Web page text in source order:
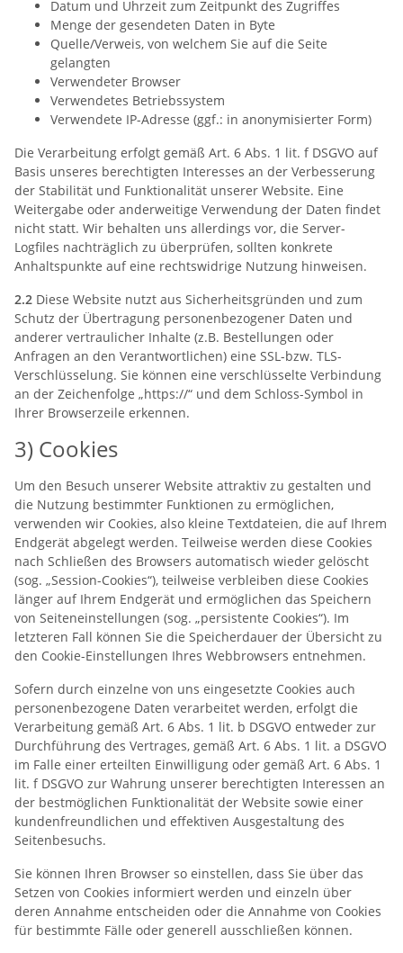
Datum und Uhrzeit zum Zeitpunkt des Zugriffes
Menge der gesendeten Daten in Byte
Quelle/Verweis, von welchem Sie auf die Seite
gelangten
Verwendeter Browser
Verwendetes Betriebssystem
Verwendete IP-Adresse (ggf.: in anonymisierter Form)
Die Verarbeitung erfolgt gemäß Art. 6 Abs. 1 lit. f DSGVO auf
Basis unseres berechtigten Interesses an der Verbesserung
der Stabilität und Funktionalität unserer Website. Eine
Weitergabe oder anderweitige Verwendung der Daten findet
nicht statt. Wir behalten uns allerdings vor, die Server-
Logfiles nachträglich zu überprüfen, sollten konkrete
Anhaltspunkte auf eine rechtswidrige Nutzung hinweisen.
2.2 Diese Website nutzt aus Sicherheitsgründen und zum
Schutz der Übertragung personenbezogener Daten und
anderer vertraulicher Inhalte (z.B. Bestellungen oder
Anfragen an den Verantwortlichen) eine SSL-bzw. TLS-
Verschlüsselung. Sie können eine verschlüsselte Verbindung
an der Zeichenfolge „https://“ und dem Schloss-Symbol in
Ihrer Browserzeile erkennen.
3) Cookies
Um den Besuch unserer Website attraktiv zu gestalten und
die Nutzung bestimmter Funktionen zu ermöglichen,
verwenden wir Cookies, also kleine Textdateien, die auf Ihrem
Endgerät abgelegt werden. Teilweise werden diese Cookies
nach Schließen des Browsers automatisch wieder gelöscht
(sog. „Session-Cookies“), teilweise verbleiben diese Cookies
länger auf Ihrem Endgerät und ermöglichen das Speichern
von Seiteneinstellungen (sog. „persistente Cookies“). Im
letzteren Fall können Sie die Speicherdauer der Übersicht zu
den Cookie-Einstellungen Ihres Webbrowsers entnehmen.
Sofern durch einzelne von uns eingesetzte Cookies auch
personenbezogene Daten verarbeitet werden, erfolgt die
Verarbeitung gemäß Art. 6 Abs. 1 lit. b DSGVO entweder zur
Durchführung des Vertrages, gemäß Art. 6 Abs. 1 lit. a DSGVO
im Falle einer erteilten Einwilligung oder gemäß Art. 6 Abs. 1
lit. f DSGVO zur Wahrung unserer berechtigten Interessen an
der bestmöglichen Funktionalität der Website sowie einer
kundenfreundlichen und effektiven Ausgestaltung des
Seitenbesuchs.
Sie können Ihren Browser so einstellen, dass Sie über das
Setzen von Cookies informiert werden und einzeln über
deren Annahme entscheiden oder die Annahme von Cookies
für bestimmte Fälle oder generell ausschließen können.